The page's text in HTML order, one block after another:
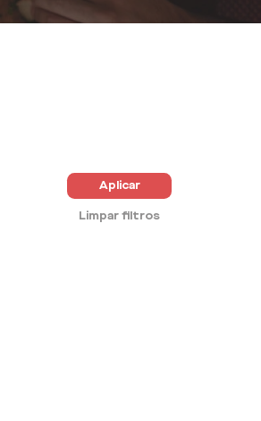
Aplicar
Limpar filtros